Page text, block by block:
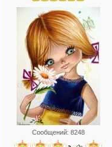
Сообщений: 8248